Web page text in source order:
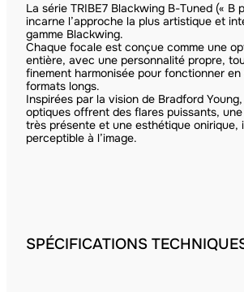
La série TRIBE7 Blackwing B-Tuned (« B
incarne l’approche la plus artistique et
gamme Blackwing.
Chaque focale est conçue comme une
entière, avec une personnalité propre,
finement harmonisée pour fonctionner en
formats longs.
Inspirées par la vision de Bradford
optiques offrent des flares puissants,
très présente et une esthétique onirique,
perceptible à l’image.
SPÉCIFICATIONS